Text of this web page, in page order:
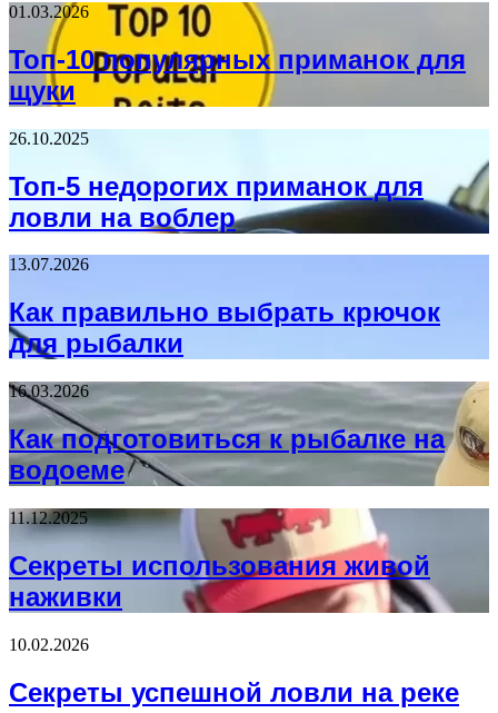
01.03.2026
Топ-10 популярных приманок для
щуки
26.10.2025
Топ-5 недорогих приманок для
ловли на воблер
13.07.2026
Как правильно выбрать крючок
для рыбалки
16.03.2026
Как подготовиться к рыбалке на
водоеме
11.12.2025
Секреты использования живой
наживки
10.02.2026
Секреты успешной ловли на реке